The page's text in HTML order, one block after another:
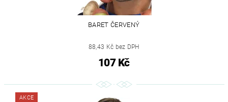
BARET ČERVENÝ
88,43 Kč bez DPH
107 Kč
AKCE